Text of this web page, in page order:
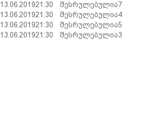
13.06.201921:30 შესრულებულია7
13.06.201921:30 შესრულებულია4
13.06.201921:30 შესრულებულია5
13.06.201921:30 შესრულებულია3